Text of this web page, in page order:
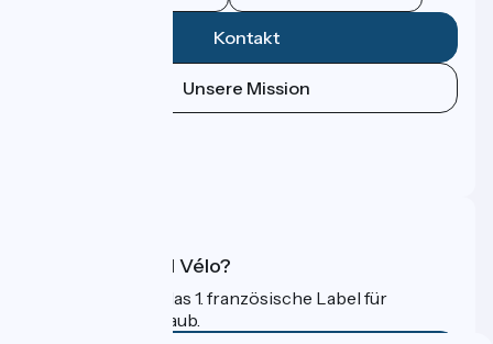
Kontakt
Unsere Mission
Was ist Accueil Vélo?
Accueil Vélo ist das 1. französische Label für
Radfahrer im Urlaub.